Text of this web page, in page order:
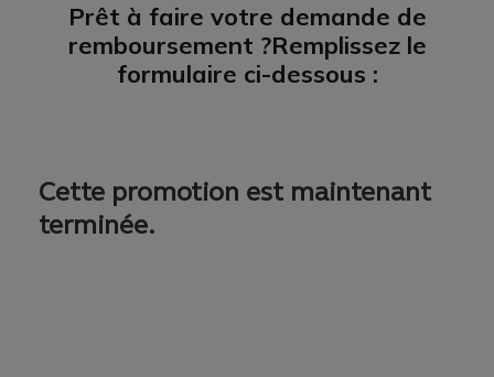
Prêt à faire votre demande de
remboursement ?Remplissez le
formulaire ci-dessous :